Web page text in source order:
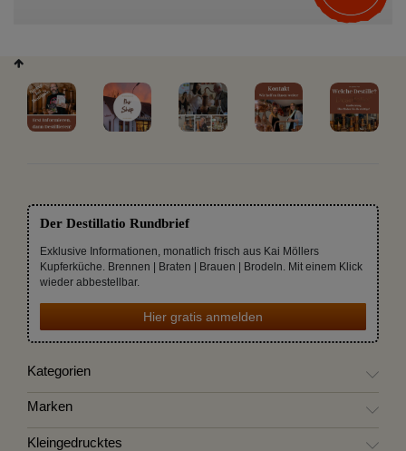
Der Destillatio Rundbrief
Exklusive Informationen, monatlich frisch aus Kai Möllers
Kupferküche. Brennen | Braten | Brauen | Brodeln. Mit einem Klick
wieder abbestellbar.
Hier gratis anmelden
Kategorien
Marken
Kleingedrucktes